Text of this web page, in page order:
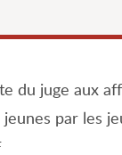
du juge aux
par les